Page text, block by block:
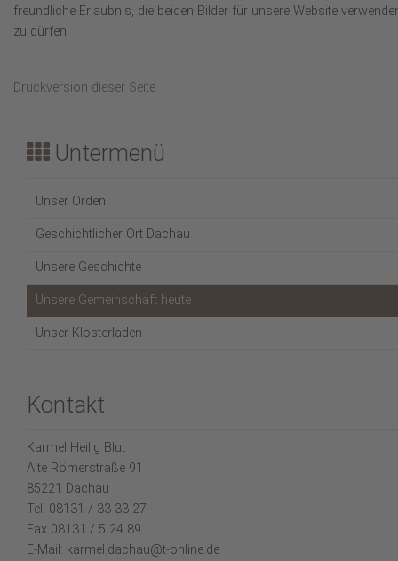
freundliche Erlaubnis, die beiden Bilder für unsere Website
zu dürfen.
Druckversion dieser Seite
Untermenü
Unser Orden
Geschichtlicher Ort Dachau
Unsere Geschichte
Unsere Gemeinschaft heute
Unser Klosterladen
Kontakt
Karmel Heilig Blut
Alte Römerstraße 91
85221 Dachau
Tel. 08131 / 33 33 27
Fax 08131 / 5 24 89
E-Mail: karmel.dachau@t-online.de